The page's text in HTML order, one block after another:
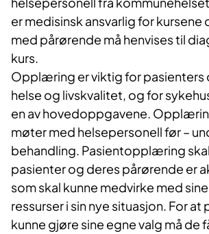
er medisinsk ansvarlig for kursene
med pårørende må henvises til
kurs.
Opplæring er viktig for pasienters
helse og livskvalitet, og for
en av hovedoppgavene.
møter med helsepersonell før –
behandling. Pasientopplæring
pasienter og deres pårørende er
som skal kunne medvirke med
ressurser i sin nye situasjon. For at
kunne gjøre sine egne valg må